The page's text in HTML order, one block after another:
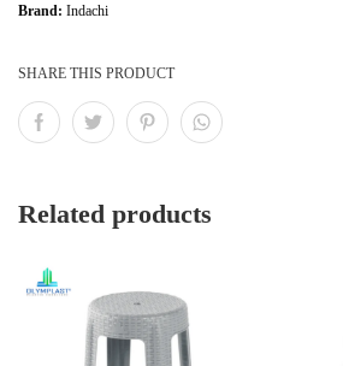
Brand: Indachi
SHARE THIS PRODUCT
Related products